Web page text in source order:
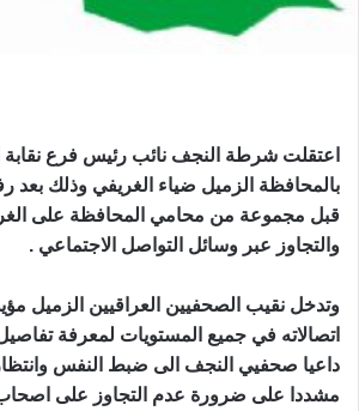
اعتقلت شرطة النجف نائب رئيس فرع نقابة
بالمحافظة الزميل ضياء الغريفي وذلك
قبل مجموعة من محامي المحافظة على
والتجاوز عبر وسائل التواصل الاجتماعي .
وتدخل نقيب الصحفيين العراقيين الزميل
اتصالاته في جميع المستويات لمعرفة
داعيا صحفيي النجف الى ضبط النفس وانتظار
مشددا على ضرورة عدم التجاوز على اصحاب